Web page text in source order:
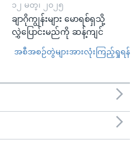
၁၂ မတ္၊ ၂၀၂၅
ချာဂိုကျွန်းများ မောရစ်ရှသို့
လွှဲပြောင်းမည်ကို ဆန့်ကျင်
အစီအစဉ်တွဲများအားလုံးကြည့်ရှုရန်